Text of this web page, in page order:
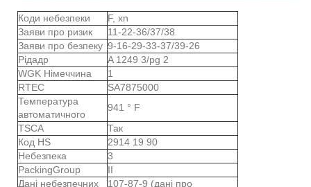
Коди небезпеки
F, xn
Заяви про ризик
11-22-36/37/38
Заяви про безпеку 9-16-29-33-37/39-26
Рідадр
A 1249 3/pg 2
WGK Німеччина
1
RTEC
SA7875000
Температура
автоматичного
941 ° F
TSCA
Так
Код HS
2914 19 90
Небезпека
3
PackingGroup
II
Дані небезпечних
107-87-9 (дані про